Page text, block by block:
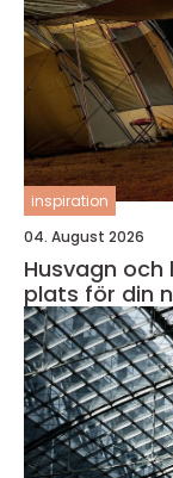
inspiration
04. August 2026
Husvagn och
plats för din